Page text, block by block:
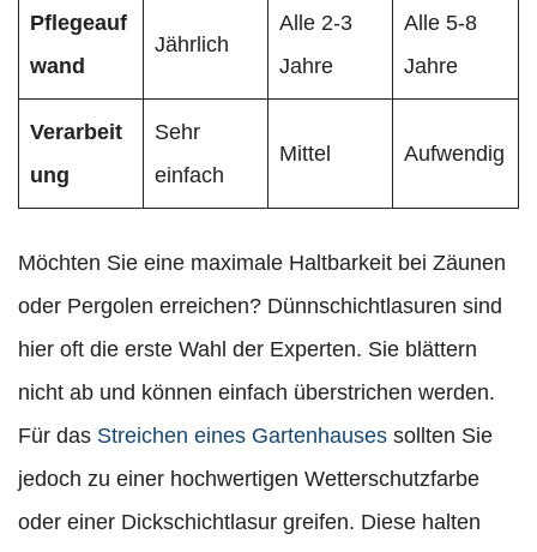
Pflegeauf
wand
Jährlich
Alle 2-3
Jahre
Alle 5-8
Jahre
Verarbeit
ung
Sehr
einfach
Mittel Aufwendig
Möchten Sie eine maximale Haltbarkeit bei Zäunen
oder Pergolen erreichen? Dünnschichtlasuren sind
hier oft die erste Wahl der Experten. Sie blättern
nicht ab und können einfach überstrichen werden.
Für das Streichen eines Gartenhauses sollten Sie
jedoch zu einer hochwertigen Wetterschutzfarbe
oder einer Dickschichtlasur greifen. Diese halten